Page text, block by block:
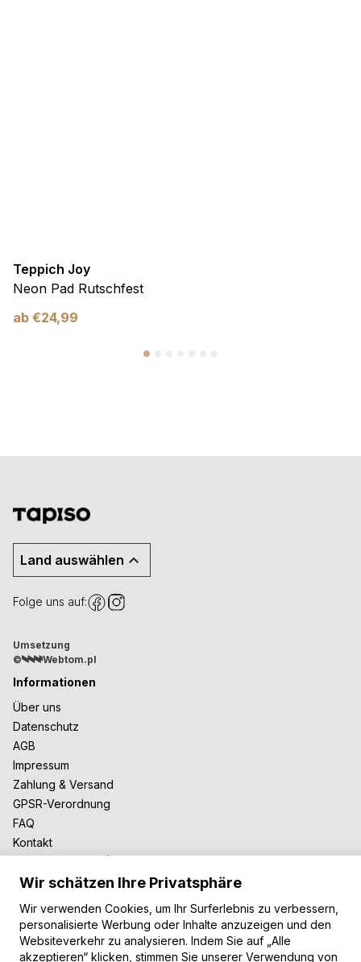
Teppich Joy
Neon Pad Rutschfest
ab €24,99
Land auswählen
Folge uns auf:
Umsetzung
©
Webtom.pl
Informationen
Über uns
Datenschutz
AGB
Impressum
Zahlung & Versand
GPSR-Verordnung
FAQ
Kontakt
Zusammenarbeit
Für Blogger
B2B-Zusammenarbeit
Unsere Teppiche
Moderne Teppiche
Wir schätzen Ihre Privatsphäre
Wir verwenden Cookies, um Ihr Surferlebnis zu verbessern,
personalisierte Werbung oder Inhalte anzuzeigen und den
Websiteverkehr zu analysieren. Indem Sie auf „Alle
akzeptieren“ klicken, stimmen Sie unserer Verwendung von